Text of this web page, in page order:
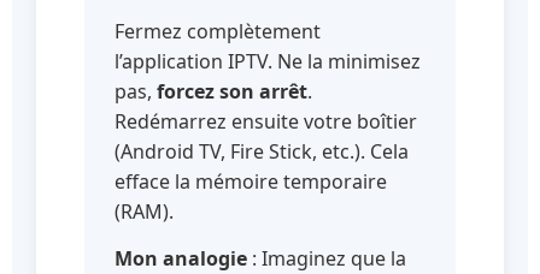
Fermez complètement
l’application IPTV. Ne la minimisez
pas, forcez son arrêt.
Redémarrez ensuite votre boîtier
(Android TV, Fire Stick, etc.). Cela
efface la mémoire temporaire
(RAM).
Mon analogie : Imaginez que la